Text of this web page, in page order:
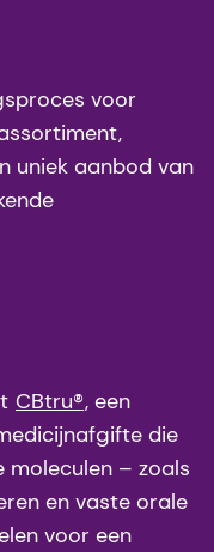
voor
uniek aanbod van
CBtru®, een
die
– zoals
en vaste orale
voor een